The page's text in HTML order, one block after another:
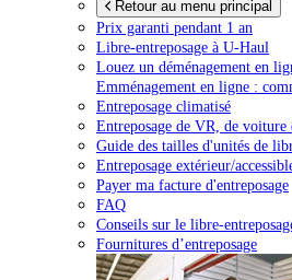
Retour au menu principal
Prix garanti pendant 1 an
Libre-entreposage à U-Haul
Louez un déménagement en
Emménagement en ligne :
Entreposage climatisé
Entreposage de VR, de voiture
Guide des tailles d'unités de
Entreposage extérieur/
Payer ma facture d'entreposage
FAQ
Conseils sur le libre-
Fournitures d’entreposage